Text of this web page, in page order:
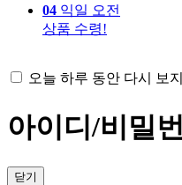
04 익일 오전
상품 수령!
오늘 하루 동안 다시 보지
아이디/비밀
닫기